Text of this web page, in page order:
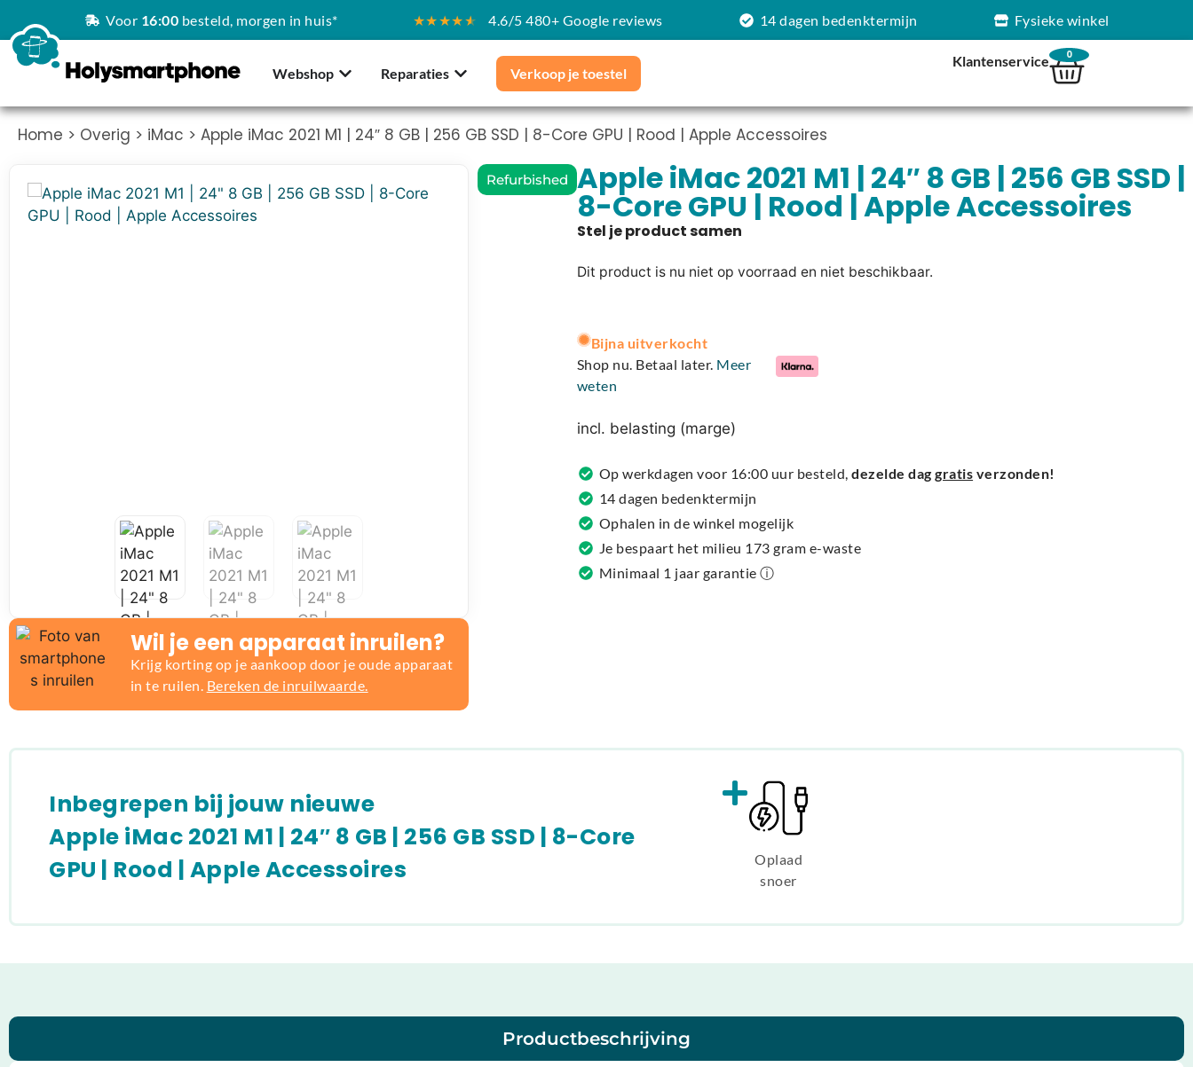
Voor 16:00 besteld, morgen in huis* ★★★★★ 4.6/5 480+ Google reviews 14 dagen bedenktermijn Fysieke winkel
Webshop Reparaties Verkoop je toestel
Klantenservice 0
Home > Overig > iMac > Apple iMac 2021 M1 | 24″ 8 GB | 256 GB SSD | 8-Core GPU | Rood | Apple Accessoires
Wil je een apparaat inruilen?
Krijg korting op je aankoop door je oude apparaat
in te ruilen. Bereken de inruilwaarde.
Refurbished Apple iMac 2021 M1 | 24″ 8 GB | 256 GB SSD |
8-Core GPU | Rood | Apple Accessoires
Dit product is nu niet op voorraad en niet beschikbaar.
l
t
e
n
t
i
v
e
:
Bijna uitverkocht
Shop nu. Betaal later. Meer
weten
incl. belasting (marge)
Op werkdagen voor 16:00 uur besteld,dezelde daggratis verzonden!
14 dagen bedenktermijn
Ophalen in de winkel mogelijk
Je bespaart het milieu 173 gram e-waste
Minimaal 1 jaar garantie ⓘ
Inbegrepen bij jouw nieuwe
Apple iMac 2021 M1 | 24″ 8 GB | 256 GB SSD | 8-Core
GPU | Rood | Apple Accessoires
Oplaad
snoer
Productbeschrijving